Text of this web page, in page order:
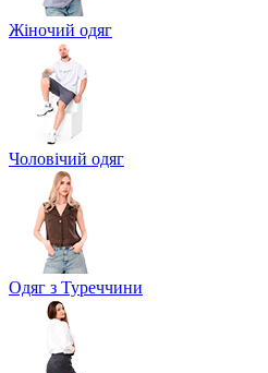
Жіночий одяг
Чоловічий одяг
Одяг з Туреччини